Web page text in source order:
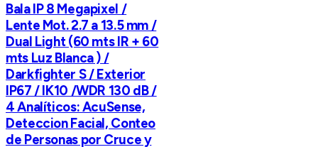
Bala IP 8 Megapixel /
Lente Mot. 2.7 a 13.5 mm /
Dual Light (60 mts IR + 60
mts Luz Blanca ) /
Darkfighter S / Exterior
IP67 / IK10 /WDR 130 dB /
4 Analíticos: AcuSense,
Deteccion Facial, Conteo
de Personas por Cruce y